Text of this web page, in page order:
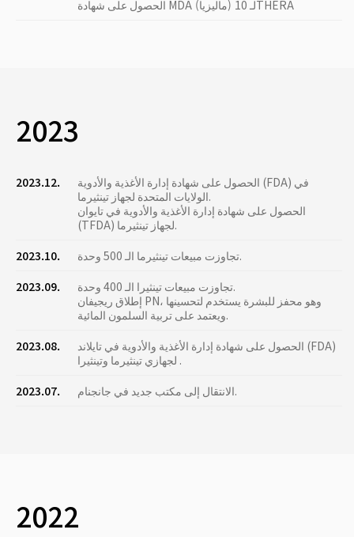
الحصول على شهادة MDA (ماليزيا) لـ 10THERA
2023
2023.12.
الحصول على شهادة إدارة الأغذية والأدوية (FDA) في
الولايات المتحدة لجهاز تينثيرما.
الحصول على شهادة إدارة الأغذية والأدوية في تايوان
(TFDA) لجهاز تينثيرما.
2023.10.
تجاوزت مبيعات تينثيرما الـ 500 وحدة.
2023.09.
تجاوزت مبيعات تينثيرا الـ 400 وحدة.
إطلاق ريجيفان PN، وهو محفز للبشرة يستخدم لتحسينها
ويعتمد على تربية السلمون المائية.
2023.08.
الحصول على شهادة إدارة الأغذية والأدوية في تايلاند (FDA)
لجهازي تينثيرما وتينثيرا .
2023.07.
الانتقال إلى مكتب جديد في جانجنام.
2022